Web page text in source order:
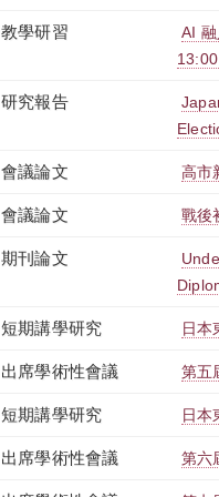
教學研習
AI
研究報告
會議論文 高市
會議論文 戰後
期刊論文
短期講學研究 日本
出席學術性會議 第五
短期講學研究 日本
出席學術性會議 第六